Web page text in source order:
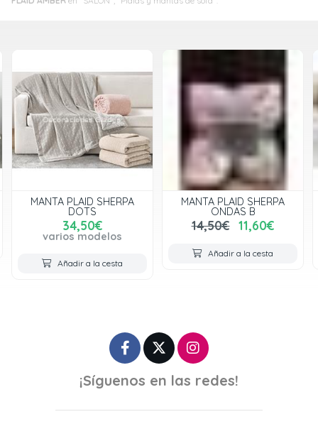
MANTA PLAID SHERPA
DOTS
34,50€
varios modelos
Añadir a la cesta
MANTA PLAID SHERPA
ONDAS B
14,50€ 11,60€
Añadir a la cesta
¡Síguenos en las redes!